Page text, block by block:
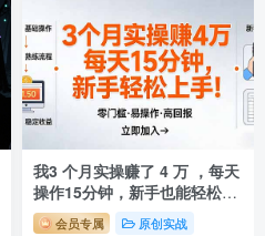
我3 个月实操赚了 4 万 ，每天
操作15分钟，新手也能轻松上
手！会员专属 原创实战